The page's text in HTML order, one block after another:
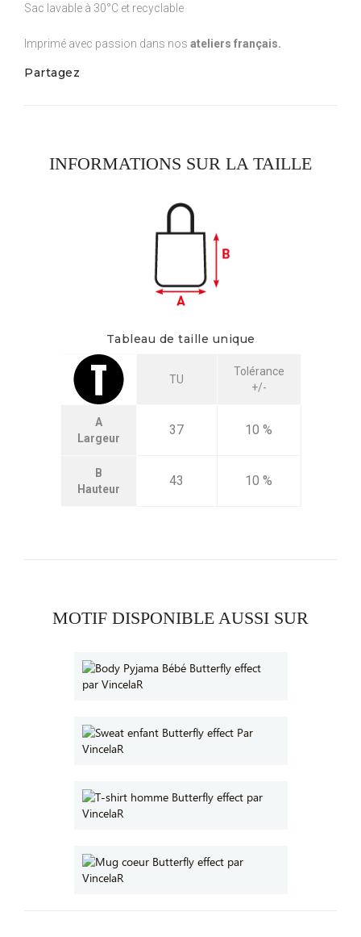
Sac lavable à 30°C et recyclable
Imprimé avec passion dans nos ateliers français.
Partagez
INFORMATIONS SUR LA TAILLE
Tableau de taille unique
TU
Tolérance
+/-
A
Largeur
37 10 %
B
Hauteur
43 10 %
MOTIF DISPONIBLE AUSSI SUR